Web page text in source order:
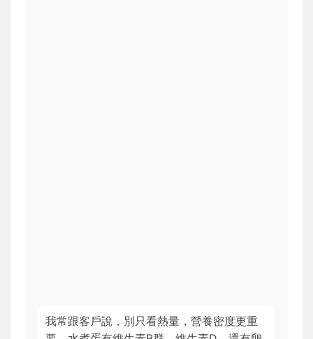
我常跟客戶說，別只看熱量，營養密度更重